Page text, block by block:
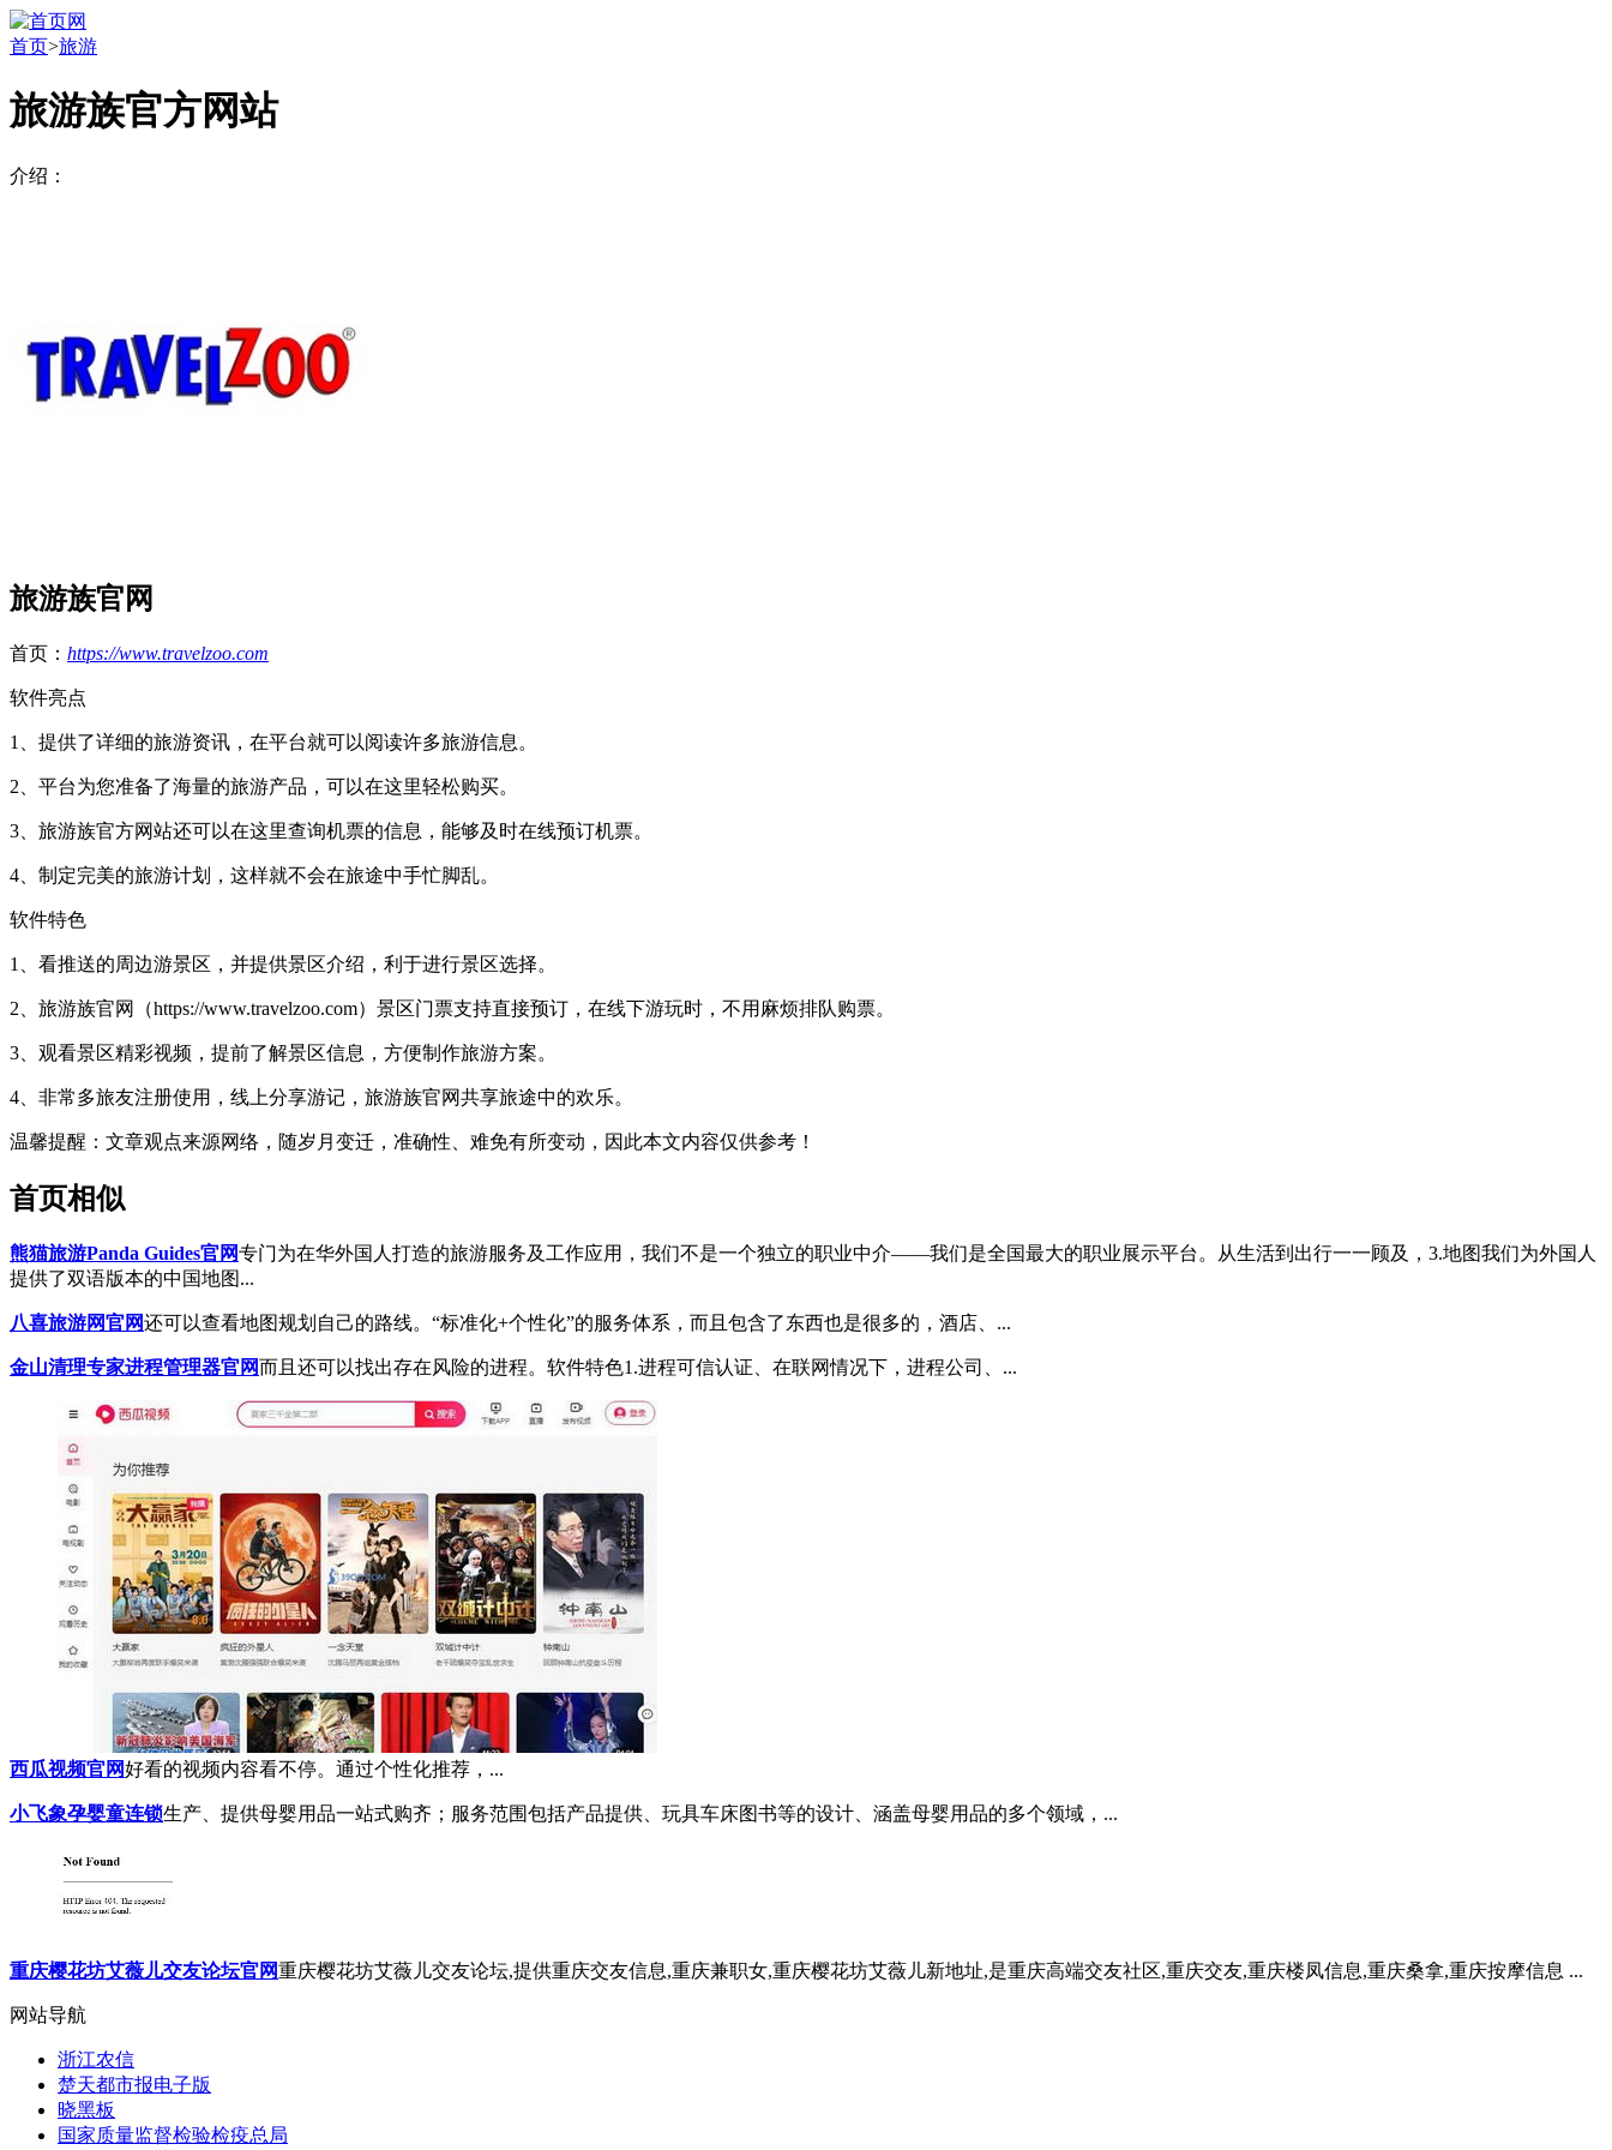
首页>旅游
旅游族官方网站
介绍：
旅游族官网
首页： https://www.travelzoo.com
软件亮点
1、提供了详细的旅游资讯，在平台就可以阅读许多旅游信息。
2、 平台为您准备了海量的旅游产品， 可以在这里轻松购买。
3、旅游族官方网站还可以在这里查询机票的信息， 能够及时在线预订机票。
4、 制定完美的旅游计划， 这样就不会在旅途中手忙脚乱。
软件特色
1、 看推送的周边游景区， 并提供景区介绍， 利于进行景区选择。
2、旅游族官网（https://www.travelzoo.com）景区门票支持直接预订， 在线下游玩时， 不用麻烦排队购票。
3、 观看景区精彩视频， 提前了解景区信息， 方便制作旅游方案。
4、 非常多旅友注册使用， 线上分享游记，旅游族官网共享旅途中的欢乐。
温馨提醒 ：文章观点来源网络，随岁月变迁，准确性、难免有所变动，因此本文内容仅供参考！
首页相似
熊猫旅游Panda Guides官网专门为在华外国人打造的旅游服务及工作应用，我们不是一个独立的职业中介——我们是全国最大的职业展示平台。从生活到出行一一顾及，3.地图我们为外国人
提供了双语版本的中国地图...
八喜旅游网官网还可以查看地图规划自己的路线。“标准化+个性化”的服务体系，而且包含了东西也是很多的，酒店、...
金山清理专家进程管理器官网而且还可以找出存在风险的进程。软件特色1.进程可信认证、在联网情况下，进程公司、...
西瓜视频官网好看的视频内容看不停。通过个性化推荐，...
小飞象孕婴童连锁生产、提供母婴用品一站式购齐；服务范围包括产品提供、玩具车床图书等的设计、涵盖母婴用品的多个领域，...
重庆樱花坊艾薇儿交友论坛官网重庆樱花坊艾薇儿交友论坛,提供重庆交友信息,重庆兼职女,重庆樱花坊艾薇儿新地址,是重庆高端交友社区,重庆交友,重庆楼凤信息,重庆桑拿,重庆按摩信息 ...
网站导航
浙江农信
楚天都市报电子版
晓黑板
国家质量监督检验检疫总局